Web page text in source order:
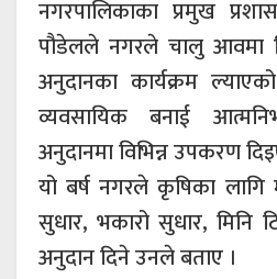
नगरपालिकाका प्रमुख
पौडेलले नगरले चालु आवमा
अनुदानका कार्यक्रम
व्यवसायिक बनाई
अनुदानमा विभिन्न उपकरण
यो बर्ष नगरले कृषिका
सुधार, भकारो सुधार, मिनि
अनुदान दिने उनले बताए ।